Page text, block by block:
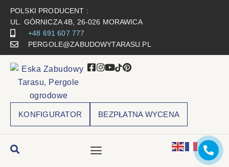
POLSKI PRODUCENT :
UL. GÓRNICZA 4B, 26-026 MORAWICA
+48 691 607 777
PERGOLE@ZABUDOWYTARASU.PL
KONFIGURATOR BEZPŁATNA WYCENA